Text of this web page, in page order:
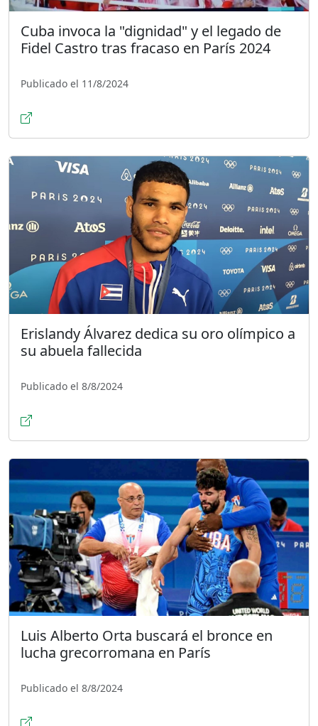
Cuba invoca la "dignidad" y el legado de
Fidel Castro tras fracaso en París 2024
Publicado el 11/8/2024
Erislandy Álvarez dedica su oro olímpico a
su abuela fallecida
Publicado el 8/8/2024
Luis Alberto Orta buscará el bronce en
lucha grecorromana en París
Publicado el 8/8/2024